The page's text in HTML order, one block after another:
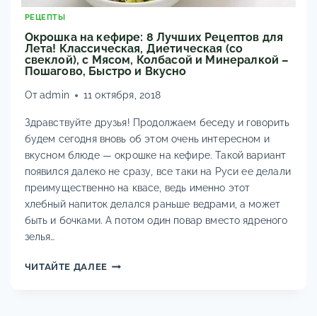
РЕЦЕПТЫ
Окрошка на кефире: 8 Лучших Рецептов для
Лета! Классическая, Диетическая (со
свеклой), с Мясом, Колбасой и Минералкой –
Пошагово, Быстро и Вкусно
Отadmin 11 октября, 2018
Здравствуйте друзья! Продолжаем беседу и говорить
будем сегодня вновь об этом очень интересном и
вкусном блюде — окрошке на кефире. Такой вариант
появился далеко не сразу, все таки на Руси ее делали
преимущественно на квасе, ведь именно этот
хлебный напиток делался раньше ведрами, а может
быть и бочками. А потом один повар вместо ядреного
зелья…
ЧИТАЙТЕ ДАЛЕЕОКРОШКА